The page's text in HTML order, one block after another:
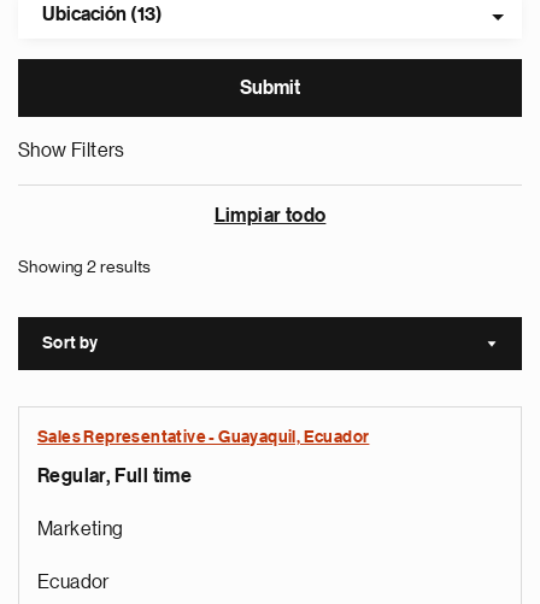
Ubicación (13)
Show Filters
Limpiar todo
Showing 2 results
Sort by Sort
Sales Representative - Guayaquil, Ecuador
Regular, Full time
Marketing
Ecuador